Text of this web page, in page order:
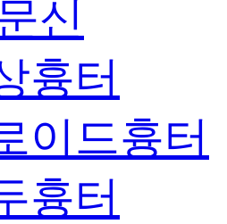
신
흉터
이드흉터
흉터